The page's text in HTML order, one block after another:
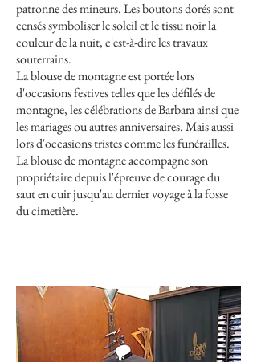
patronne des mineurs. Les boutons dorés sont
censés symboliser le soleil et le tissu noir la
couleur de la nuit, c'est-à-dire les travaux
souterrains.
La blouse de montagne est portée lors
d'occasions festives telles que les défilés de
montagne, les célébrations de Barbara ainsi que
les mariages ou autres anniversaires. Mais aussi
lors d'occasions tristes comme les funérailles.
La blouse de montagne accompagne son
propriétaire depuis l'épreuve de courage du
saut en cuir jusqu'au dernier voyage à la fosse
du cimetière.